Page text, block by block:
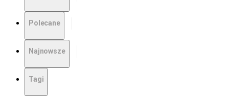
Polecane
Najnowsze
Tagi